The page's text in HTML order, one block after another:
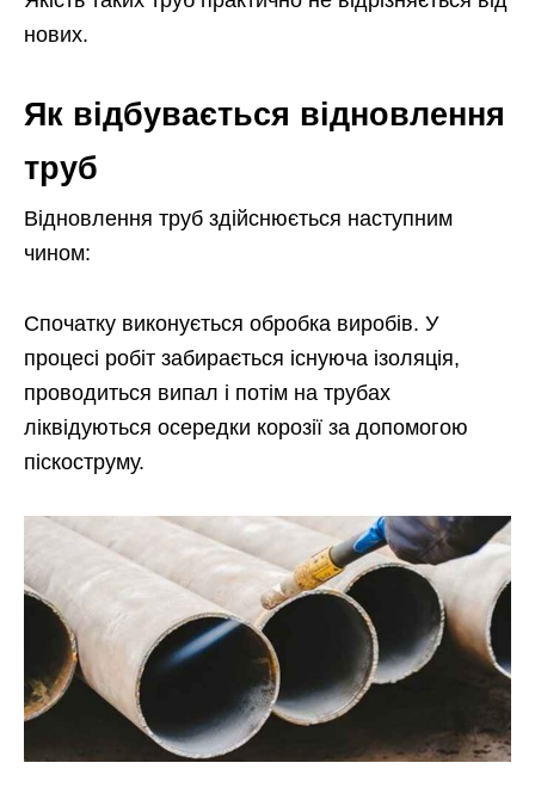
нових.
Як відбувається відновлення
труб
Відновлення труб здійснюється наступним
чином:
Спочатку виконується обробка виробів. У
процесі робіт забирається існуюча ізоляція,
проводиться випал і потім на трубах
ліквідуються осередки корозії за допомогою
піскоструму.